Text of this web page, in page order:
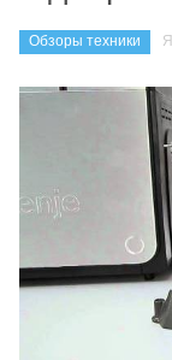
Обзоры техники